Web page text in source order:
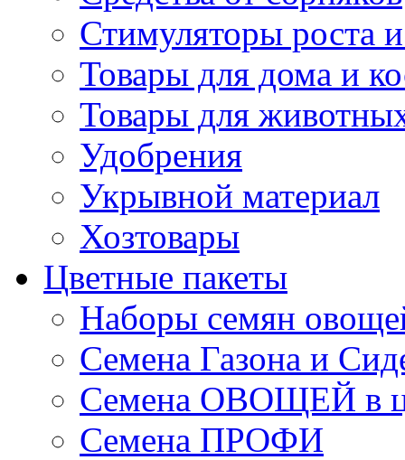
Стимуляторы роста и
Товары для дома и
Товары для
Удобрения
Укрывной материал
Хозтовары
Цветные пакеты
Наборы семян
Семена Газона и
Семена ОВОЩЕЙ в
Семена ПРОФИ